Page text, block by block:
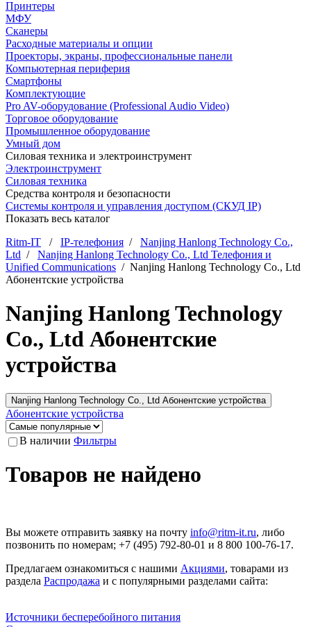
Принтеры
МФУ
Сканеры
Расходные материалы и опции
Проекторы, экраны, профессиональные панели
Компьютерная периферия
Смартфоны
Комплектующие
Pro AV-оборудование (Professional Audio Video)
Торговое оборудование
Промышленное оборудование
Умный дом
Силовая техника и электроинструмент
Электроинструмент
Силовая техника
Средства контроля и безопасности
Системы контроля и управления доступом (СКУД IP)
Показать весь каталог
Ritm-IT / IP-телефония /
Nanjing Hanlong Technology Co.,
Ltd /
Nanjing Hanlong Technology Co., Ltd Телефония и
Unified Communications / Nanjing Hanlong Technology Co., Ltd
Абонентские устройства
Nanjing Hanlong Technology
Co., Ltd Абонентские
устройства
Nanjing Hanlong Technology Co., Ltd Абонентские устройства
Абонентские устройства
В наличии Фильтры
Товаров не найдено
Вы можете отправить заявку на почту info@ritm-it.ru, либо
позвонить по номерам; +7 (495) 792-80-01 и 8 800 100-76-17.
Предлагаем ознакомиться с нашими Акциями, товарами из
раздела Распродажа и с популярными разделами сайта:
Источники бесперебойного питания